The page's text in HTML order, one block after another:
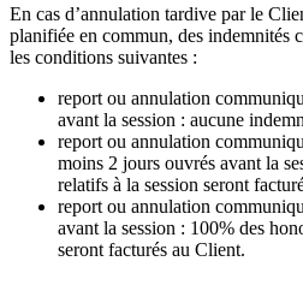
En cas d’annulation tardive par le
planifiée en commun, des indemnités
les conditions suivantes :
report ou annulation
avant la session : aucune
report ou annulation
moins 2 jours ouvrés avant la
relatifs à la session seront
report ou annulation
avant la session : 100% des
seront facturés au Client.